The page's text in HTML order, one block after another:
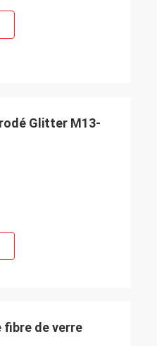
Glitter M13-
fibre de verre